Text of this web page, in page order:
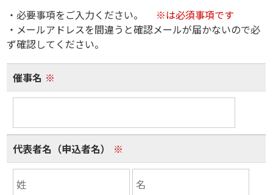
・必要事項をご入力ください。
※は必須事項です
・メールアドレスを間違うと確認メールが届かないので必
ず確認してください。
催事名 ※
代表者名（申込者名） ※